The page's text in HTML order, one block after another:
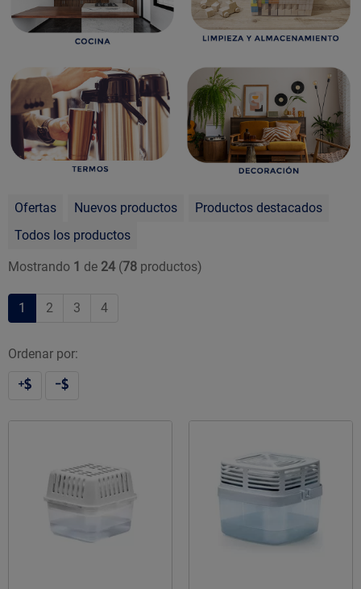
Ofertas Nuevos productos
Productos destacados
Todos los productos
Mostrando 1 de 24 (78 productos)
1 2 3 4
Ordenar por: